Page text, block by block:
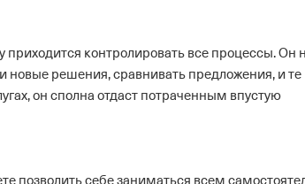
приходится контролировать все процессы. Он
новые решения, сравнивать предложения, и те
он сполна отдаст потраченным впустую
позволить себе заниматься всем